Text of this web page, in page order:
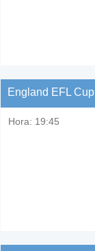
England EFL Cup
Hora: 19:45